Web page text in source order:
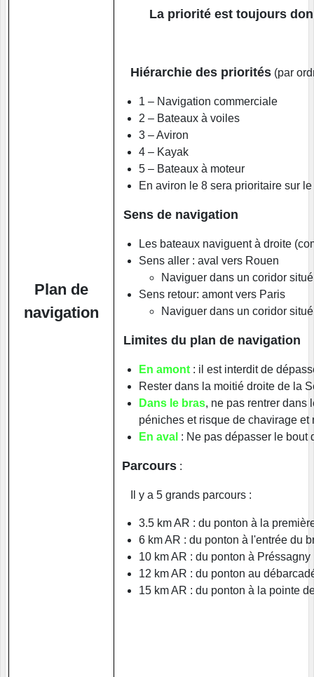
Plan de
navigation
La priorité est toujours
Hiérarchie des priorités (par
1 – Navigation commerciale
2 – Bateaux à voiles
3 – Aviron
4 – Kayak
5 – Bateaux à moteur
En aviron le 8 sera prioritaire sur le
Sens de navigation
Les bateaux naviguent à droite
Sens aller : aval vers Rouen
Naviguer dans un coridor
Sens retour: amont vers Paris
Naviguer dans un coridor
Limites du plan de navigation
En amont : il est interdit de
Rester dans la moitié droite de la
Dans le bras, ne pas rentrer dans
péniches et risque de chavirage et
En aval : Ne pas dépasser le bout
Parcours :
Il y a 5 grands parcours :
3.5 km AR : du ponton à la
6 km AR : du ponton à l'entrée du
10 km AR : du ponton à
12 km AR : du ponton au
15 km AR : du ponton à la pointe